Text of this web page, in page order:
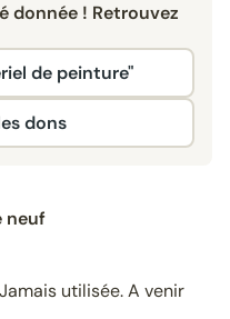
donnée ! Retrouvez
de peinture"
dons
neuf
utilisée. A venir